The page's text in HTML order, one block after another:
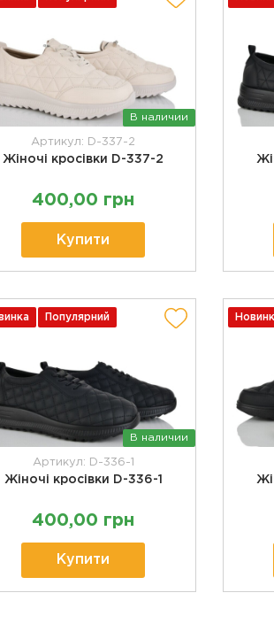
В наличии
Артикул: D-337-2
Жіночі кросівки D-337-2
400,00 грн
Купити
Популярний
В наличии
Артикул: D-336-1
Жіночі кросівки D-336-1
400,00 грн
Купити